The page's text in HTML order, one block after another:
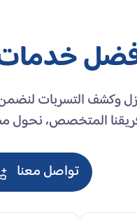
خدمات
التسربات لنضمن
المتخصص، نحول
تواصل معنا